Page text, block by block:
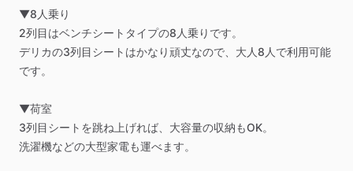
▼8人乗り
2列目はベンチシートタイプの8人乗りです。
デリカの3列目シートはかなり頑丈なので、大人8人で利用可能
です。
▼荷室
3列目シートを跳ね上げれば、大容量の収納もOK。
洗濯機などの大型家電も運べます。